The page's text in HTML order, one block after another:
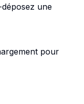
une
pour